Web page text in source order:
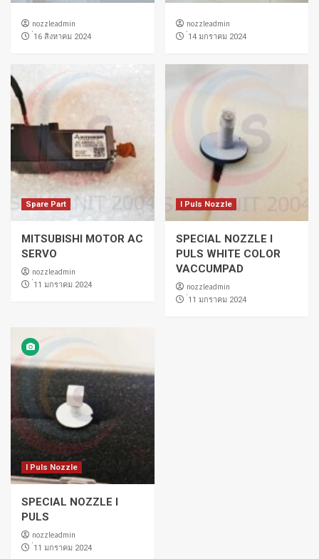
nozzleadmin
่16 สิงหาคม 2024
nozzleadmin
่14 มกราคม 2024
Spare Part
MITSUBISHI MOTOR AC
SERVO
nozzleadmin
่11 มกราคม 2024
I Puls Nozzle
SPECIAL NOZZLE I
PULS WHITE COLOR
VACCUMPAD
nozzleadmin
่11 มกราคม 2024
I Puls Nozzle
SPECIAL NOZZLE I
PULS
nozzleadmin
่11 มกราคม 2024